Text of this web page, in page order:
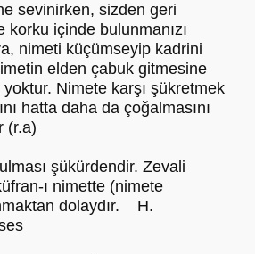
sevinirken, sizden geri
korku içinde bulunmanızı
nimeti küçümseyip kadrini
elden çabuk gitmesine
Nimete karşı şükretmek
hatta daha da çoğalmasını
(r.a)
şükürdendir. Zevali
ı nimette (nimete
dolaydır. H.